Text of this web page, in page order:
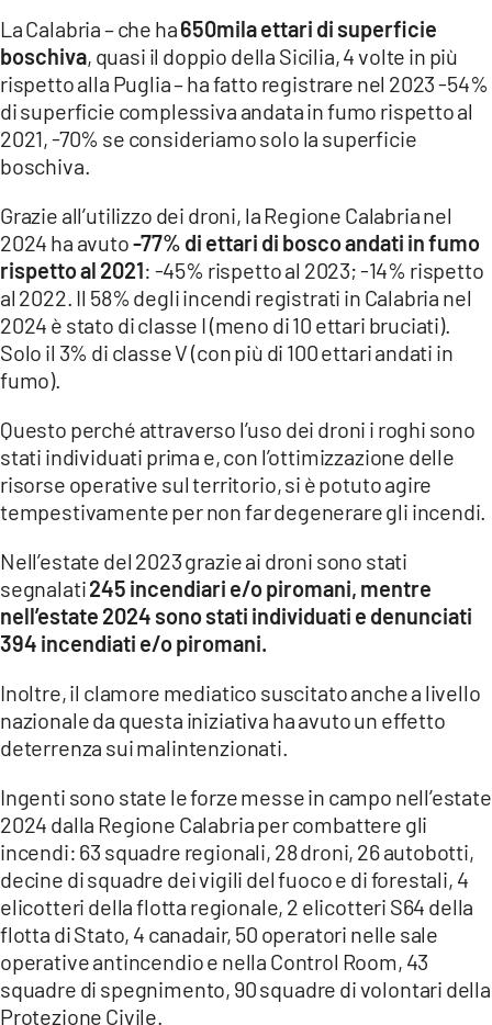
La Calabria – che ha650mila ettari di superficie
boschiva, quasi il doppio della Sicilia, 4 volte in più
rispetto alla Puglia – ha fatto registrare nel 2023 -54%
di superficie complessiva andata in fumo rispetto al
2021, -70% se consideriamo solo la superficie
boschiva.
Grazie all’utilizzo dei droni, la Regione Calabria nel
2024 ha avuto-77% di ettari di bosco andati in fumo
rispetto al 2021: -45% rispetto al 2023; -14% rispetto
al 2022. Il 58% degli incendi registrati in Calabria nel
2024 è stato di classe I (meno di 10 ettari bruciati).
Solo il 3% di classe V (con più di 100 ettari andati in
fumo).
Questo perché attraverso l’uso dei droni i roghi sono
stati individuati prima e, con l’ottimizzazione delle
risorse operative sul territorio, si è potuto agire
tempestivamente per non far degenerare gli incendi.
Nell’estate del 2023 grazie ai droni sono stati
segnalati245 incendiari e/o piromani, mentre
nell’estate 2024 sono stati individuati e denunciati
394 incendiati e/o piromani.
Inoltre, il clamore mediatico suscitato anche a livello
nazionale da questa iniziativa ha avuto un effetto
deterrenza sui malintenzionati.
Ingenti sono state le forze messe in campo nell’estate
2024 dalla Regione Calabria per combattere gli
incendi: 63 squadre regionali, 28 droni, 26 autobotti,
decine di squadre dei vigili del fuoco e di forestali, 4
elicotteri della flotta regionale, 2 elicotteri S64 della
flotta di Stato, 4 canadair, 50 operatori nelle sale
operative antincendio e nella Control Room, 43
squadre di spegnimento, 90 squadre di volontari della
Protezione Civile.